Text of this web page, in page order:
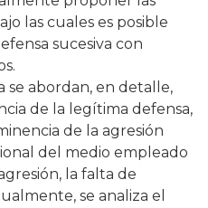
las cuales es posible
sucesiva con
se abordan, en detalle,
de la legítima defensa,
de la agresión
del medio empleado
la falta de
se analiza el